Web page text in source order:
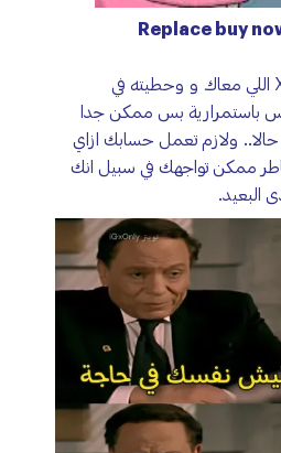
*Replace buy
بس دلوقتي لو اخدت X اللي معاك و وحطيته في
باستمرارية بس ممكن جدا
ولازم تعمل حسابك ازاي
ممكن تواجهك في سبيل انك
البعيد.